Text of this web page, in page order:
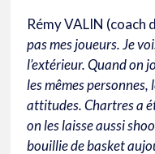
Rémy VALIN (coach
pas mes joueurs. Je
l’extérieur. Quand on
les mêmes personnes,
attitudes. Chartres a
on les laisse aussi
bouillie de basket